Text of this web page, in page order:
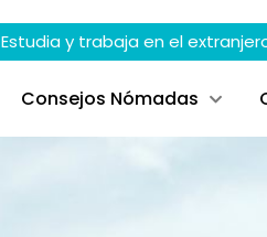
Estudia y trabaja en el
Consejos Nómadas